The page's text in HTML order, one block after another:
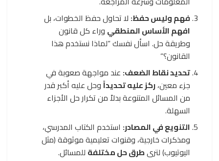
فهم وليس حفظ: لا تحاول حفظ الخطوات، بل
افهم الأساس المنطقي وراء كل قانون
وطريقة حل. اسأل نفسك “لماذا نستخدم هذا
القانون؟”
تحديد نقاط الضعف: عند مواجهة صعوبة في
جزء معين،ركز عليه تحديداًوحل عليه أكبر قدر
من المسائل المتنوعة بدلاً من تكرار حل الأجزاء
السهلة.
التنويع في المصادر: استخدم الكتاب المدرسي،
ومذكرات خارجية، وقنوات تعليمية موثوقة (مثل
اليوتيوب) لترىطرق حل مختلفة للمسائل.